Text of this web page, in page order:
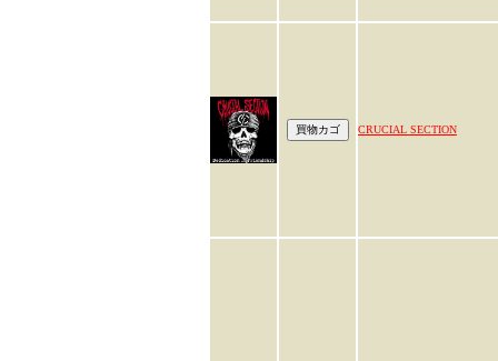
CRUCIAL SECTION